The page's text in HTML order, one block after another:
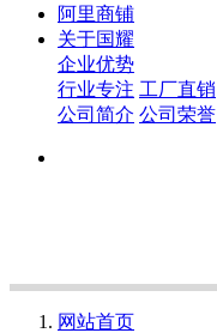
阿里商铺
关于国耀
企业优势
行业专注 工厂直销
公司简介 公司荣誉
网站首页